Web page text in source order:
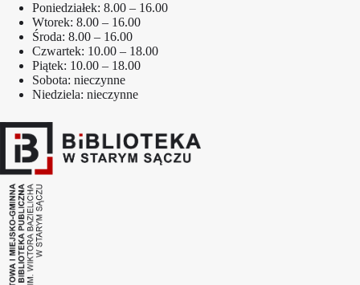
Poniedziałek: 8.00 – 16.00
Wtorek: 8.00 – 16.00
Środa: 8.00 – 16.00
Czwartek: 10.00 – 18.00
Piątek: 10.00 – 18.00
Sobota: nieczynne
Niedziela: nieczynne